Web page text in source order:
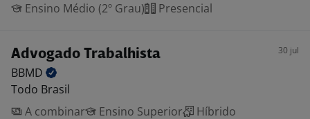
Ensino Médio (2º Grau)
Presencial
Advogado Trabalhista 30 jul
BBMD
Todo Brasil
A combinar
Ensino Superior
Híbrido